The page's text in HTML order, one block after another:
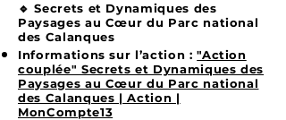
🔹 Secrets et Dynamiques des
Paysages au Cœur du Parc national
des Calanques
Informations sur l’action :"Action
couplée" Secrets et Dynamiques des
Paysages au Cœur du Parc national
des Calanques | Action |
MonCompte13